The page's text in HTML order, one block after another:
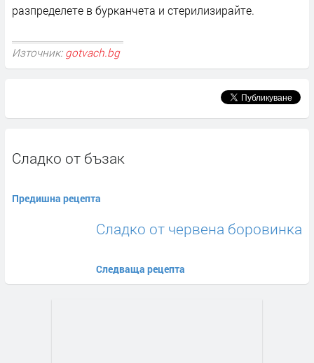
разпределете в бурканчета и стерилизирайте.
Източник: gotvach.bg
Сладко от бъзак
Предишна рецепта
Сладко от червена боровинка
Следваща рецепта